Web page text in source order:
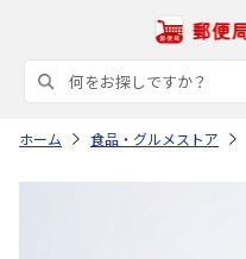
ホーム 食品・グルメストア